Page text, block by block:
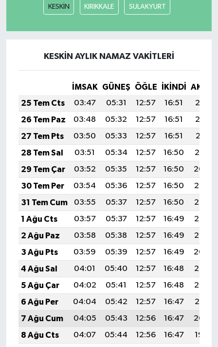
KESKİN KIRIKKALE SULAKYURT
KESKİN AYLIK NAMAZ VAKITLERI
İMSAK GÜNEŞ ÖĞLE İKINDI
25 Tem Cts
03:47 05:31 12:57 16:51
20:13
26 Tem Paz
03:48 05:32 12:57 16:51
20:12
27 Tem Pts
03:50 05:33 12:57 16:51
20:11
28 Tem Sal
03:51 05:34 12:57 16:50
20:10
29 Tem Çar
03:52 05:35 12:57 16:50
20:09
30 Tem Per
03:54 05:36 12:57 16:50
20:08
31 Tem Cum
03:55 05:37 12:57 16:50
20:08
1 Ağu Cts
03:57 05:37 12:57 16:49
20:06
2 Ağu Paz
03:58 05:38 12:57 16:49
20:05
3 Ağu Pts
03:59 05:39 12:57 16:49
20:04
4 Ağu Sal
04:01 05:40 12:57 16:48
20:03
5 Ağu Çar
04:02 05:41 12:57 16:48
20:02
6 Ağu Per
04:04 05:42 12:57 16:47
20:01
7 Ağu Cum
04:05 05:43 12:56 16:47
20:00
8 Ağu Cts
04:07 05:44 12:56 16:47
19:59